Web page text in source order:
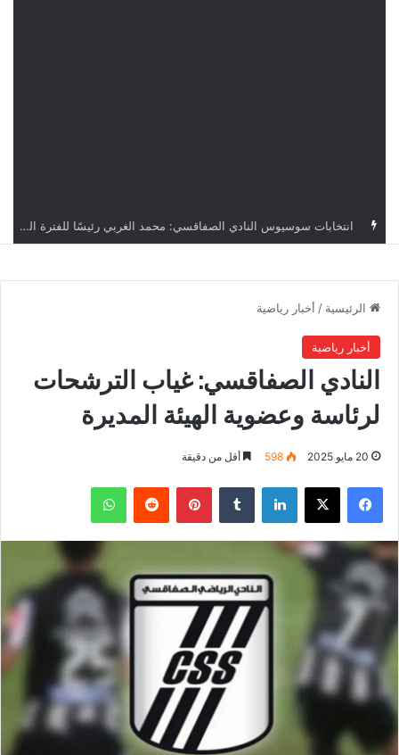
قرعة دوري أبطال إفريقيا: النادي الإفريقي في حال التأهل يواجه مازمبي أو ميدياما
الرئيسية / أخبار رياضية
أخبار رياضية
النادي الصفاقسي: غياب الترشحات
لرئاسة وعضوية الهيئة المديرة
20 مايو 2025 598 أقل من دقيقة
فيسبوك ‫X لينكدإن بينتيريست واتساب